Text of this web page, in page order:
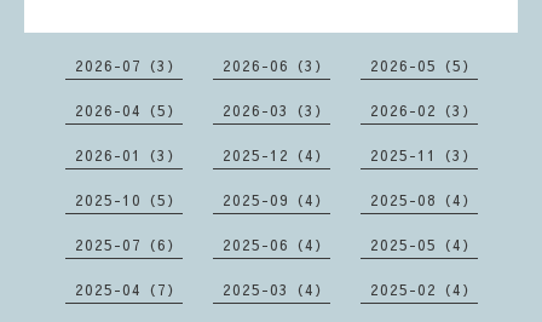
2026-07（3） 2026-06（3） 2026-05（5）
2026-04（5） 2026-03（3） 2026-02（3）
2026-01（3） 2025-12（4） 2025-11（3）
2025-10（5） 2025-09（4） 2025-08（4）
2025-07（6） 2025-06（4） 2025-05（4）
2025-04（7） 2025-03（4） 2025-02（4）